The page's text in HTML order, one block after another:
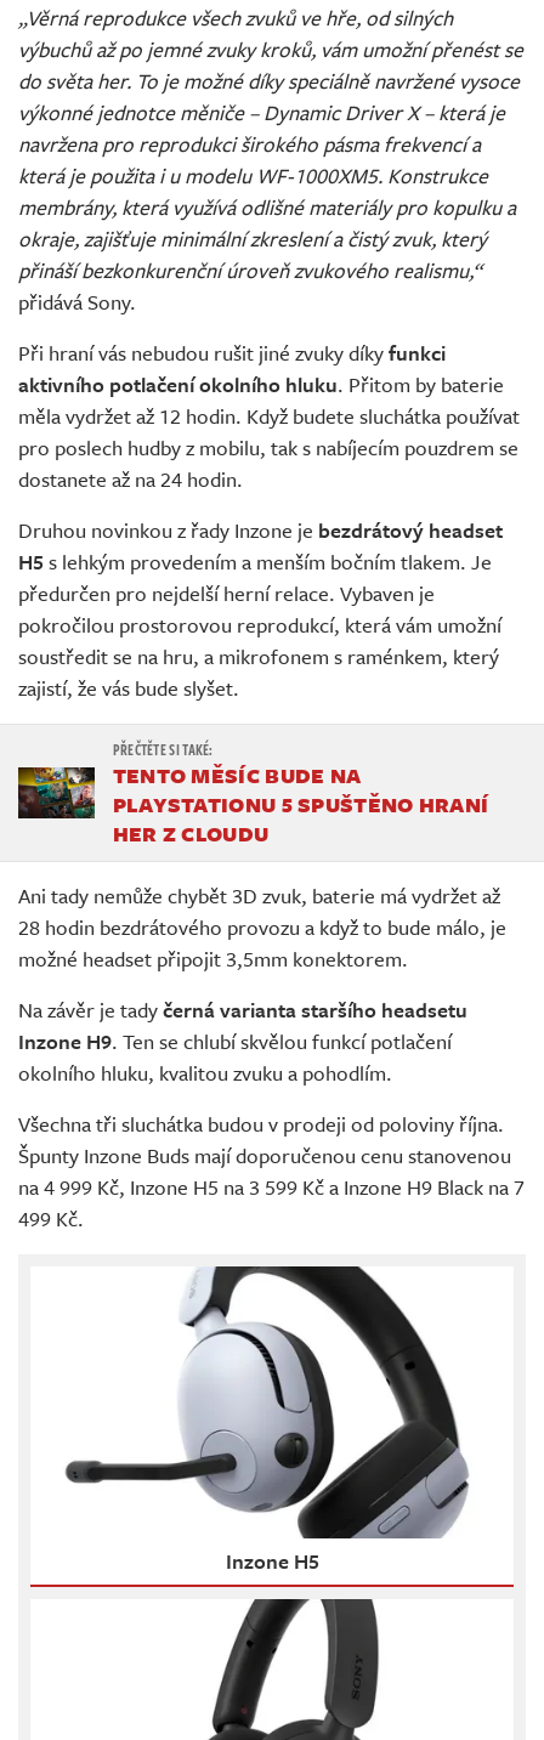
„Věrná reprodukce všech zvuků ve hře, od silných
výbuchů až po jemné zvuky kroků, vám umožní přenést se
do světa her. To je možné díky speciálně navržené vysoce
výkonné jednotce měniče – Dynamic Driver X – která je
navržena pro reprodukci širokého pásma frekvencí a
která je použita i u modelu WF-1000XM5. Konstrukce
membrány, která využívá odlišné materiály pro kopulku a
okraje, zajišťuje minimální zkreslení a čistý zvuk, který
přináší bezkonkurenční úroveň zvukového realismu,“
přidává Sony.
Při hraní vás nebudou rušit jiné zvuky díkyfunkci
aktivního potlačení okolního hluku. Přitom by baterie
měla vydržet až 12 hodin. Když budete sluchátka používat
pro poslech hudby z mobilu, tak s nabíjecím pouzdrem se
dostanete až na 24 hodin.
Druhou novinkou z řady Inzone je bezdrátový headset
H5 s lehkým provedením a menším bočním tlakem. Je
předurčen pro nejdelší herní relace. Vybaven je
pokročilou prostorovou reprodukcí, která vám umožní
soustředit se na hru, a mikrofonem s raménkem, který
zajistí, že vás bude slyšet.
TENTO MĚSÍC BUDE NA
PLAYSTATIONU 5 SPUŠTĚNO HRANÍ
HER Z CLOUDU
Ani tady nemůže chybět 3D zvuk, baterie má vydržet až
28 hodin bezdrátového provozu a když to bude málo, je
možné headset připojit 3,5mm konektorem.
Na závěr je tadyčerná varianta staršího headsetu
Inzone H9. Ten se chlubí skvělou funkcí potlačení
okolního hluku, kvalitou zvuku a pohodlím.
Všechna tři sluchátka budou v prodeji od poloviny října.
Špunty Inzone Buds mají doporučenou cenu stanovenou
na 4 999 Kč, Inzone H5 na 3 599 Kč a Inzone H9 Black na 7
499 Kč.
Inzone H5